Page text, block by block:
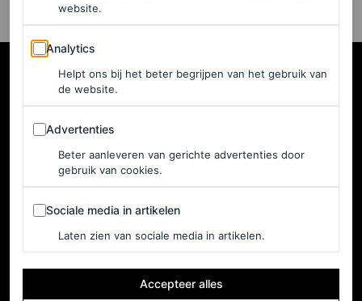
NEDERLAND
website.
Analytics
Analytics
Helpt ons bij het beter begrijpen van het gebruik van
de website.
Advertenties
Advertenties
Beter aanleveren van gerichte advertenties door
gebruik van cookies.
Sociale media in artikelen
Sociale media in artikelen
Laten zien van sociale media in artikelen.
Accepteer alles